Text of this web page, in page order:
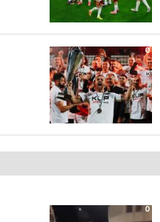
0
0